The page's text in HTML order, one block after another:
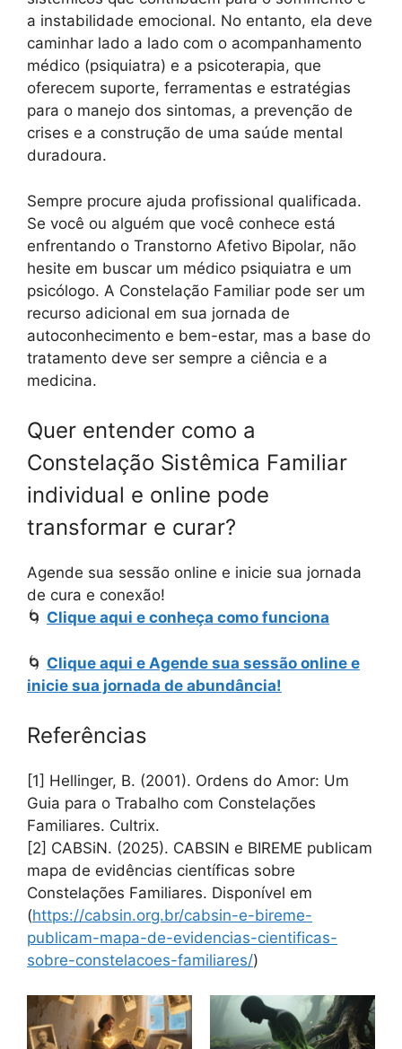
a instabilidade emocional. No entanto, ela deve
caminhar lado a lado com o acompanhamento
médico (psiquiatra) e a psicoterapia, que
oferecem suporte, ferramentas e estratégias
para o manejo dos sintomas, a prevenção de
crises e a construção de uma saúde mental
duradoura.
Sempre procure ajuda profissional qualificada.
Se você ou alguém que você conhece está
enfrentando o Transtorno Afetivo Bipolar, não
hesite em buscar um médico psiquiatra e um
psicólogo. A Constelação Familiar pode ser um
recurso adicional em sua jornada de
autoconhecimento e bem-estar, mas a base do
tratamento deve ser sempre a ciência e a
medicina.
Quer entender como a
Constelação Sistêmica Familiar
individual e online pode
transformar e curar?
Agende sua sessão online e inicie sua jornada
de cura e conexão!
🌀 Clique aqui e conheça como funciona
🌀 Clique aqui e Agende sua sessão online e
inicie sua jornada de abundância!
Referências
[1] Hellinger, B. (2001). Ordens do Amor: Um
Guia para o Trabalho com Constelações
Familiares. Cultrix.
[2] CABSiN. (2025). CABSIN e BIREME publicam
mapa de evidências científicas sobre
Constelações Familiares. Disponível em
(https://cabsin.org.br/cabsin-e-bireme-
publicam-mapa-de-evidencias-cientificas-
sobre-constelacoes-familiares/)